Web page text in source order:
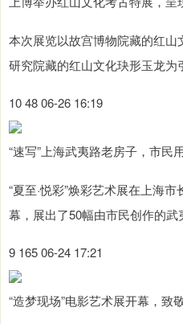
本次展览以故宫博物院藏的红山
研究院藏的红山文化玦形玉龙为
10 48 06-26 16:19
“速写”上海武夷路老房子，市民
“夏至·悦彩”焕彩艺术展在上海
幕，展出了50幅由市民创作的武
9 165 06-24 17:21
“造梦现场”电影艺术展开幕，致